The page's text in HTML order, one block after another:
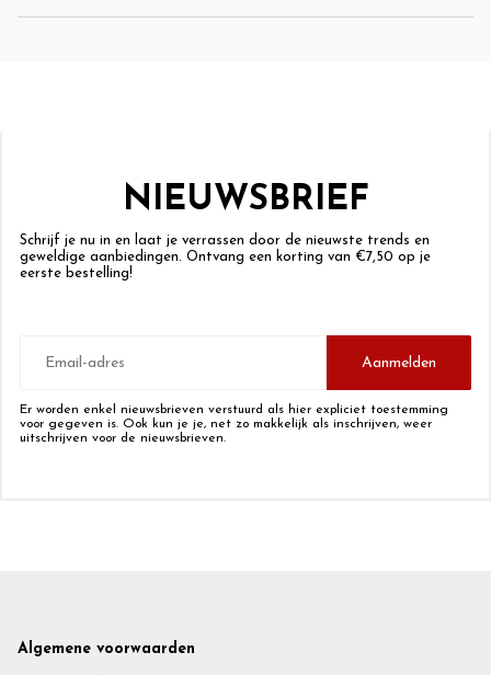
NIEUWSBRIEF
Schrijf je nu in en laat je verrassen door de nieuwste trends en
geweldige aanbiedingen. Ontvang een korting van €7,50 op je
eerste bestelling!
mailadres
Aanmelden
Er worden enkel nieuwsbrieven verstuurd als hier expliciet toestemming
voor gegeven is. Ook kun je je, net zo makkelijk als inschrijven, weer
uitschrijven voor de nieuwsbrieven.
Footer
Algemene voorwaarden